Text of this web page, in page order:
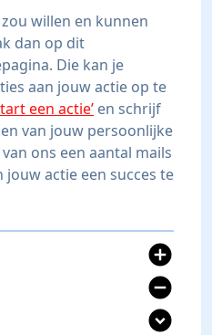
willen en kunnen
dan op dit
Die kan je
aan jouw actie op te
een actie’ en schrijf
van jouw persoonlijke
ons een aantal mails
actie een succes te
add_circle
remove_circle
expand_circle_down